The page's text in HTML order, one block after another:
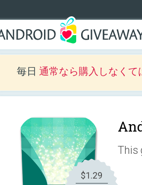
毎日 通常なら購入しなくて
$1.29
This